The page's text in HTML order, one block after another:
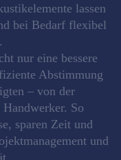
lassen
bei Bedarf flexibel
nur eine bessere
Abstimmung
– von der
So
sparen Zeit und
und